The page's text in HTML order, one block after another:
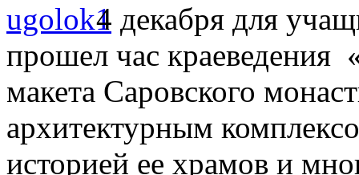
4 декабря для
прошел час краеведения
макета Саровского
архитектурным
историей ее храмов и